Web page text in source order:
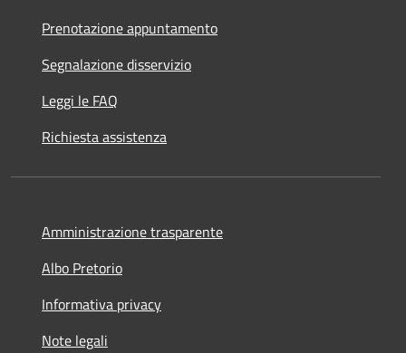
Prenotazione appuntamento
Segnalazione disservizio
Leggi le FAQ
Richiesta assistenza
Amministrazione trasparente
Albo Pretorio
Informativa privacy
Note legali